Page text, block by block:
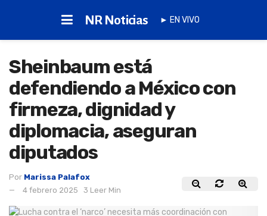
NR Noticias ► EN VIVO
Sheinbaum está
defendiendo a México con
firmeza, dignidad y
diplomacia, aseguran
diputados
Por Marissa Palafox
4 febrero 2025
3 Leer Min